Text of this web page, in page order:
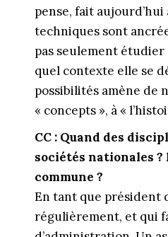
pense, fait
techniques sont
pas seulement étudier
quel contexte elle se
possibilités amène de
« concepts », à «
CC : Quand des
sociétés nationales
commune ?
En tant que président
régulièrement, et qui